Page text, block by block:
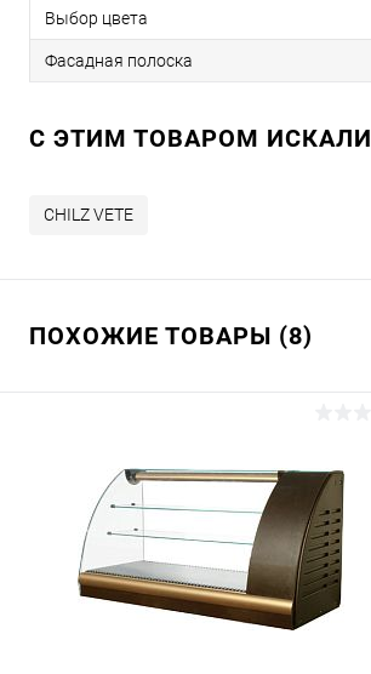
Выбор цвета
Фасадная полоска
C ЭТИМ ТОВАРОМ ИСКАЛИ
CHILZ VETE
ПОХОЖИЕ ТОВАРЫ (8)